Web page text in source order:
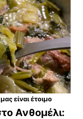
είναι έτοιμο
Ανθομέλι: